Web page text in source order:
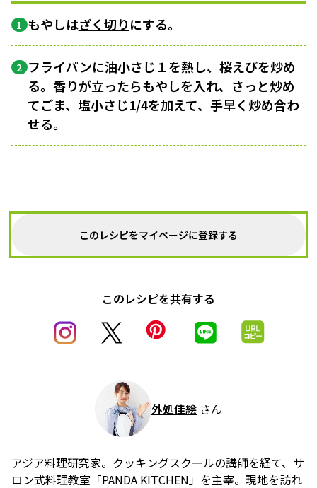
1 もやしはざく切りにする。
2 フライパンに油小さじ１を熱し、桜えびを炒め
る。香りが立ったらもやしを入れ、さっと炒め
てごま、塩小さじ1/4を加えて、手早く炒め合わ
せる。
このレシピをマイページに登録する
このレシピを共有する
外処佳絵 さん
アジア料理研究家。クッキングスクールの講師を経て、サ
ロン式料理教室「PANDA KITCHEN」を主宰。現地を訪れ